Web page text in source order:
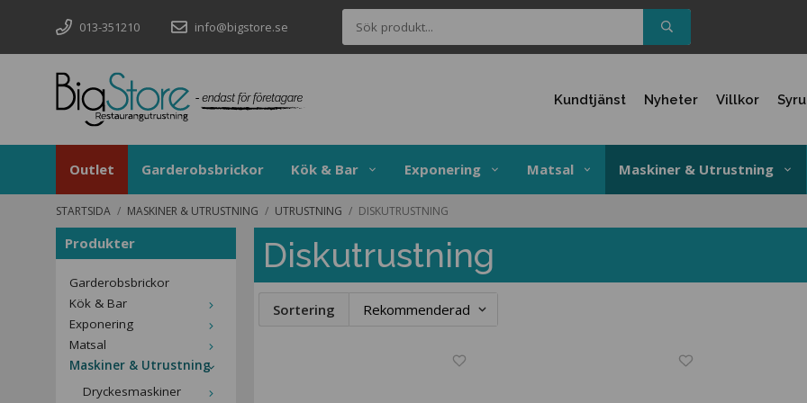
013-351210 info@bigstore.se
Kundtjänst Nyheter Villkor
Outlet Garderobsbrickor Kök & Bar Exponering Matsal Maskiner & Utrustning
STARTSIDA / MASKINER & UTRUSTNING / UTRUSTNING / DISKUTRUSTNING
Produkter
Garderobsbrickor
Kök & Bar
Exponering
Matsal
Maskiner & Utrustning
Dryckesmaskiner
Diskutrustning
Sortering